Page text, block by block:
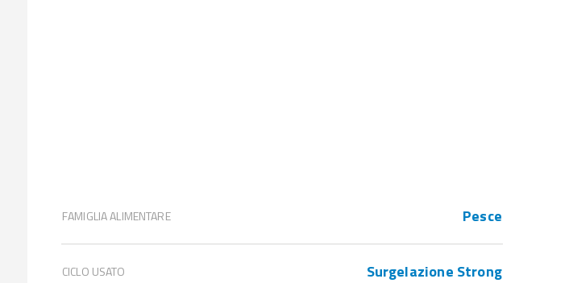
FAMIGLIA ALIMENTARE Pesce
CICLO USATO Surgelazione Strong